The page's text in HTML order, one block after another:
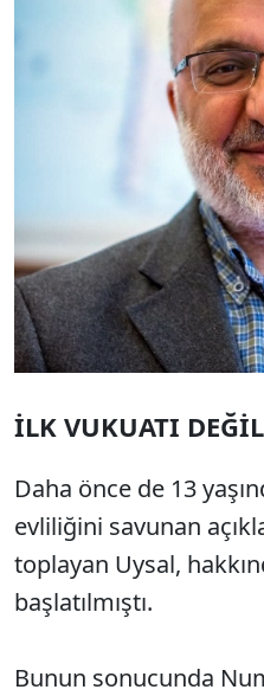
İLK VUKUATI DEĞİL
Daha önce de 13
evliliğini savunan
toplayan Uysal,
başlatılmıştı.
Bunun sonucunda